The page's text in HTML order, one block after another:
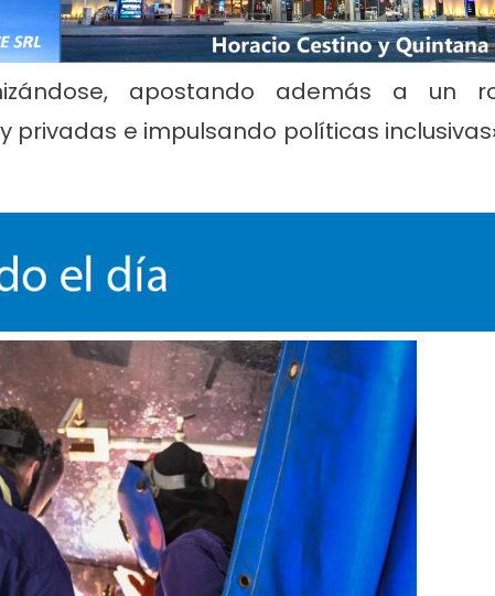
apostando además a un
e impulsando políticas